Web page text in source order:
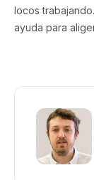
locos
ayuda para